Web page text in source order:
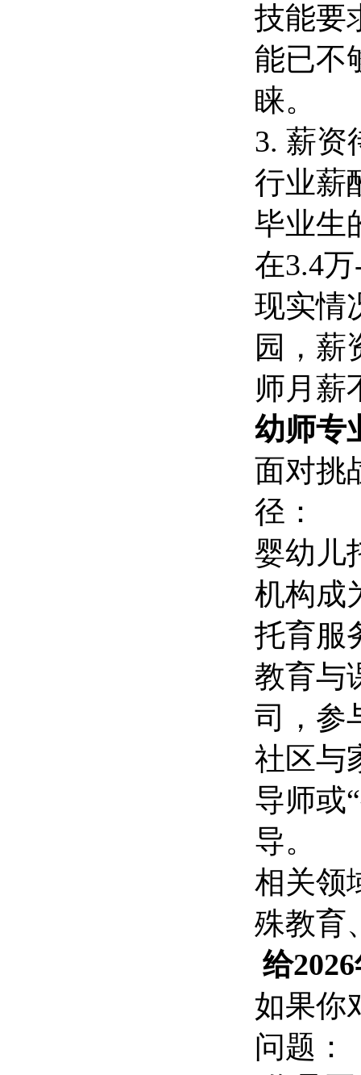
技能要
能已不
睐。
3. 薪资
行业薪
毕业生
在3.4
现实情
园，薪
师月薪
幼师专
面对挑
径：
婴幼儿
机构成
托育服
教育与
司，参
社区与
导师或
导。
相关领
殊教育
给
如果你
问题：